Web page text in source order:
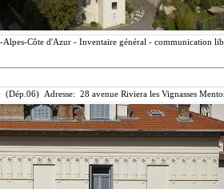
Alpes-Côte d'Azur - Inventaire général - communication
Adresse: 28 avenue Riviera les Vignasses